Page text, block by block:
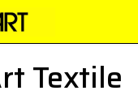
Textile